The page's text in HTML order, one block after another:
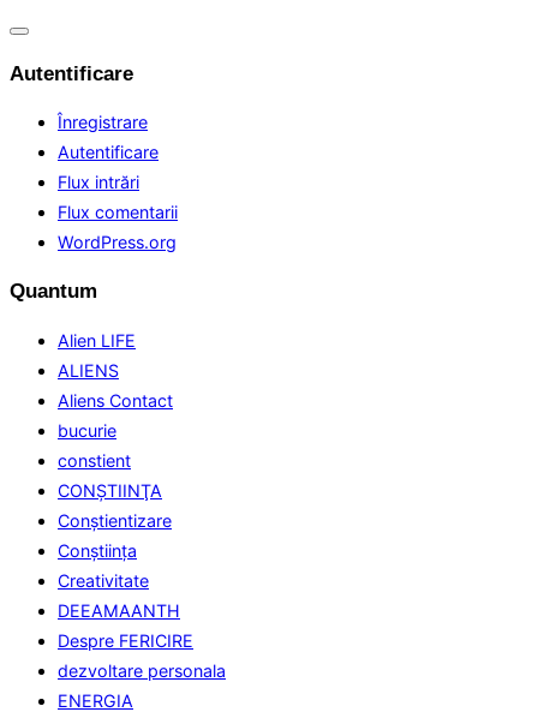
Comută
Autentificare
Înregistrare
Autentificare
Flux intrări
Flux comentarii
WordPress.org
Quantum
Alien LIFE
ALIENS
Aliens Contact
bucurie
constient
CONŞTIINŢA
Conştientizare
Conştiinţa
Creativitate
DEEAMAANTH
Despre FERICIRE
dezvoltare personala
ENERGIA